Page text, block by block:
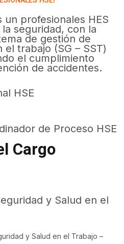
un profesionales HES
seguridad, con la
de gestión de
trabajo (SG – SST)
el cumplimiento
de accidentes.
HSE
de Proceso HSE
Cargo
y Salud en el
y Salud en el Trabajo –